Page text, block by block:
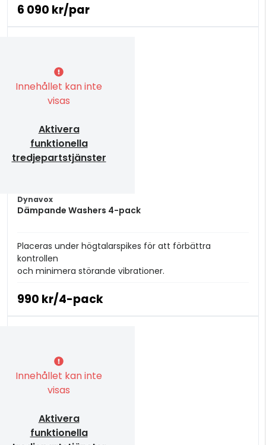
6 090 kr/par
Innehållet kan inte
visas
Aktivera
funktionella
tredjepartstjänster
Dynavox
Dämpande Washers 4-pack
Placeras under högtalarspikes för att förbättra
kontrollen
och minimera störande vibrationer.
990 kr/4-pack
Innehållet kan inte
visas
Aktivera
funktionella